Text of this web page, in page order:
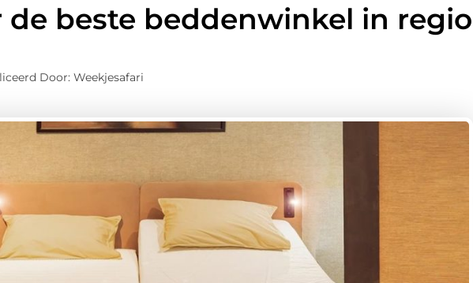
de beste beddenwinkel in regio
Door: Weekjesafari